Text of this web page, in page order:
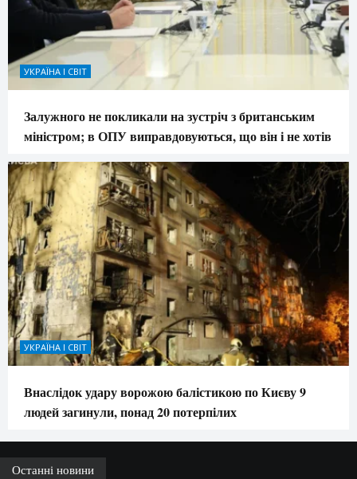
УКРАЇНА І СВІТ
Залужного не покликали на зустріч з британським
міністром; в ОПУ виправдовуються, що він і не хотів
УКРАЇНА І СВІТ
Внаслідок удару ворожою балістикою по Києву 9
людей загинули, понад 20 потерпілих
Останні новини